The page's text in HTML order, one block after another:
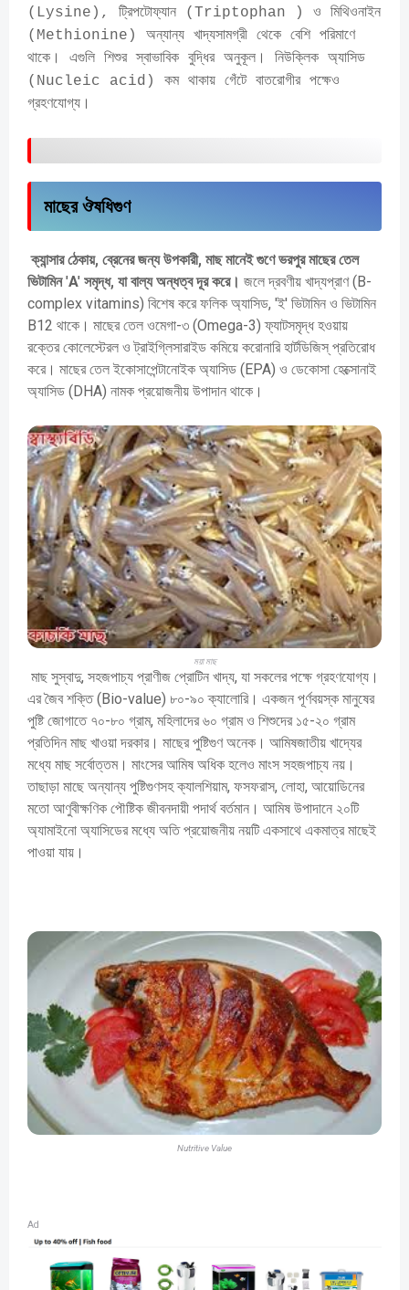
(Lysine), ট্রিপটোফ্যান (Triptophan ) ও মিথিওনাইন
(Methionine) অন্যান্য খাদ্যসামগ্রী থেকে বেশি পরিমাণে
থাকে। এগুলি শিশুর স্বাভাবিক বুদ্ধির অনুকূল। নিউক্লিক অ্যাসিড
(Nucleic acid) কম থাকায় গেঁটে বাতরোগীর পক্ষেও
গ্রহণযোগ্য।
মাছের ঔষধিগুণ
ক্যান্সার ঠেকায়, ব্রেনের জন্য উপকারী, মাছ মানেই গুণে ভরপুরমাছের তেল
ভিটামিন 'A' সমৃদ্ধ, যা বাল্য অন্ধত্ব দূর করে। জলে দ্রবণীয় খাদ্যপ্রাণ (B-
complex vitamins) বিশেষ করে ফলিক অ্যাসিড, 'ই' ভিটামিন ও ভিটামিন
B12 থাকে। মাছের তেল ওমেগা-৩ (Omega-3) ফ্যাটসমৃদ্ধ হওয়ায়
রক্তের কোলেস্টেরল ও ট্রাইগ্লিসারাইড কমিয়ে করোনারি হার্টডিজিস্ প্রতিরোধ
করে। মাছের তেল ইকোসাপেন্টানোইক অ্যাসিড (EPA) ও ডেকোসা হেক্সোনাই
অ্যাসিড (DHA) নামক প্রয়োজনীয় উপাদান থাকে।
ময়া মাছ
মাছ সুস্বাদু, সহজপাচ্য প্রাণীজ প্রোটিন খাদ্য, যা সকলের পক্ষে গ্রহণযোগ্য।
এর জৈব শক্তি (Bio-value) ৮০-৯০ ক্যালোরি। একজন পূর্ণবয়স্ক মানুষের
পুষ্টি জোগাতে ৭০-৮০ গ্রাম, মহিলাদের ৬০ গ্রাম ও শিশুদের ১৫-২০ গ্রাম
প্রতিদিন মাছ খাওয়া দরকার। মাছের পুষ্টিগুণ অনেক। আমিষজাতীয় খাদ্যের
মধ্যে মাছ সর্বোত্তম। মাংসের আমিষ অধিক হলেও মাংস সহজপাচ্য নয়।
তাছাড়া মাছে অন্যান্য পুষ্টিগুণসহ ক্যালশিয়াম, ফসফরাস, লোহা, আয়োডিনের
মতো আণুবীক্ষণিক পৌষ্টিক জীবনদায়ী পদার্থ বর্তমান। আমিষ উপাদানে ২০টি
অ্যামাইনো অ্যাসিডের মধ্যে অতি প্রয়োজনীয় নয়টি একসাথে একমাত্র মাছেই
পাওয়া যায়।
Nutritive Value
Ad